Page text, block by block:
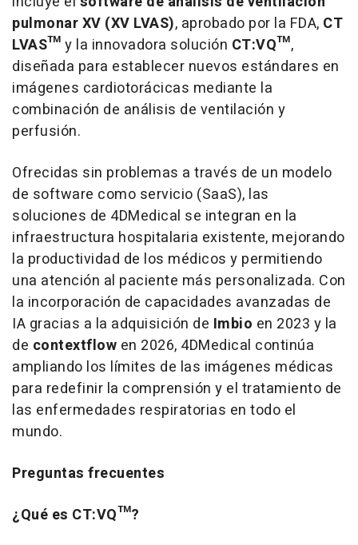
pulmonar XV (XV LVAS), aprobado por la FDA, CT
LVAS™y la innovadora solución CT:VQ™,
diseñada para establecer nuevos estándares en
imágenes cardiotorácicas mediante la
combinación de análisis de ventilación y
perfusión.
Ofrecidas sin problemas a través de un modelo
de software como servicio (SaaS), las
soluciones de 4DMedical se integran en la
infraestructura hospitalaria existente, mejorando
la productividad de los médicos y permitiendo
una atención al paciente más personalizada. Con
la incorporación de capacidades avanzadas de
IA gracias a la adquisición de Imbio en 2023 y la
de contextflow en 2026, 4DMedical continúa
ampliando los límites de las imágenes médicas
para redefinir la comprensión y el tratamiento de
las enfermedades respiratorias en todo el
mundo.
Preguntas frecuentes
¿Qué es CT:VQ™?